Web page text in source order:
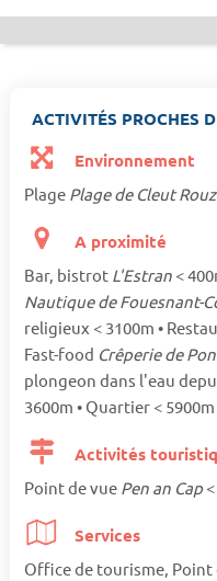
ACTIVITÉS PROCHES
Environnement
Plage Plage de Cleut Rouz
A proximité
Bar, bistrot L'Estran <
Nautique de Fouesnant-
religieux < 3100m •
Fast-food Crêperie de
plongeon dans l'eau
3600m • Quartier < 5900m
Activités
Point de vue Pen an Cap
Services
Office de tourisme,